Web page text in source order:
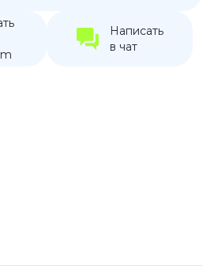
Написать
в чат